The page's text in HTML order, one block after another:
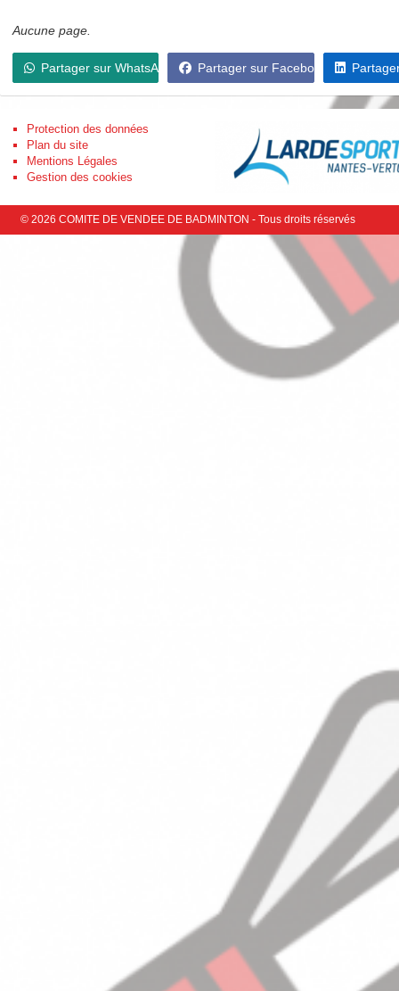
Aucune page.
Partager sur WhatsApp Partager sur Facebook
Protection des données
Plan du site
Mentions Légales
Gestion des cookies
Facebook
© 2026 COMITE DE VENDEE DE BADMINTON - Tous droits réservés